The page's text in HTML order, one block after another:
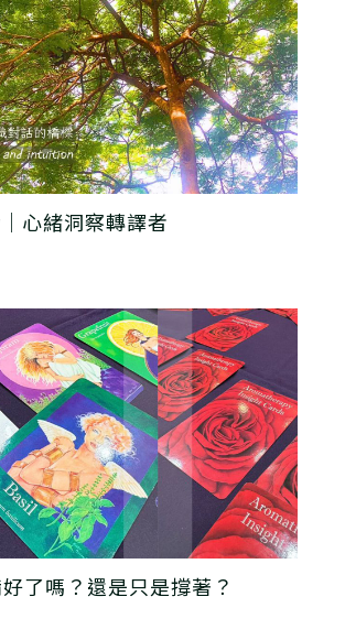
心緒洞察轉譯者
了嗎？還是只是撐著？